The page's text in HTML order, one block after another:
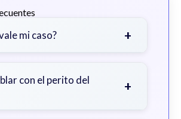
mi caso? +
de sus lesiones, facturas
tiempo fuera del trabajo y
con el perito del
+